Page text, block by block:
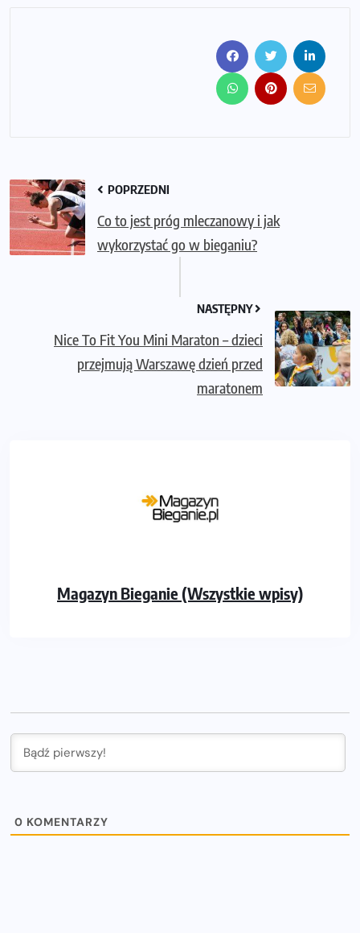
POPRZEDNI
Co to jest próg mleczanowy i jak
wykorzystać go w bieganiu?
NASTĘPNY
Nice To Fit You Mini Maraton – dzieci
przejmują Warszawę dzień przed
maratonem
Magazyn Bieganie (Wszystkie wpisy)
0 KOMENTARZY